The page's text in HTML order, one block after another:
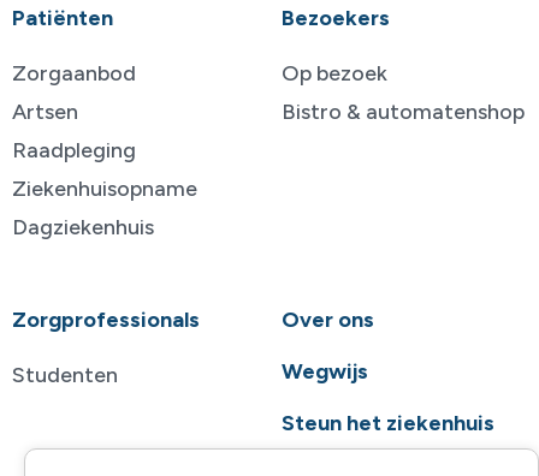
Patiënten
Zorgaanbod
Artsen
Raadpleging
Ziekenhuisopname
Dagziekenhuis
Bezoekers
Op bezoek
Bistro & automatenshop
Zorgprofessionals
Studenten
Over ons
Wegwijs
Steun het ziekenhuis